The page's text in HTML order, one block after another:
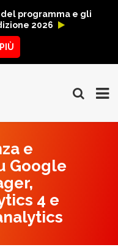
programma e gli
2026
e
Google
4 e